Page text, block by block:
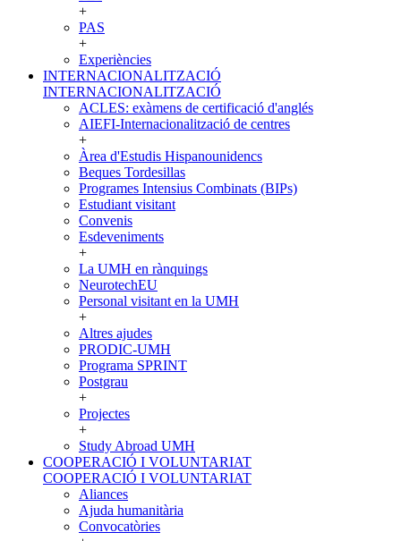
+
PAS
+
Experiències
INTERNACIONALITZACIÓ
INTERNACIONALITZACIÓ
ACLES: exàmens de certificació d'anglés
AIEFI-Internacionalització de centres
+
Àrea d'Estudis Hispanounidencs
Beques Tordesillas
Programes Intensius Combinats (BIPs)
Estudiant visitant
Convenis
Esdeveniments
+
La UMH en rànquings
NeurotechEU
Personal visitant en la UMH
+
Altres ajudes
PRODIC-UMH
Programa SPRINT
Postgrau
+
Projectes
+
Study Abroad UMH
COOPERACIÓ I VOLUNTARIAT
COOPERACIÓ I VOLUNTARIAT
Aliances
Ajuda humanitària
Convocatòries